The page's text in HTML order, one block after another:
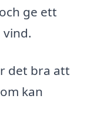
ge ett
det bra att
kan